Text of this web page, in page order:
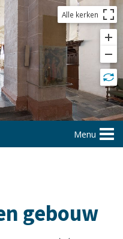
Alle kerken
Menu
gebouw